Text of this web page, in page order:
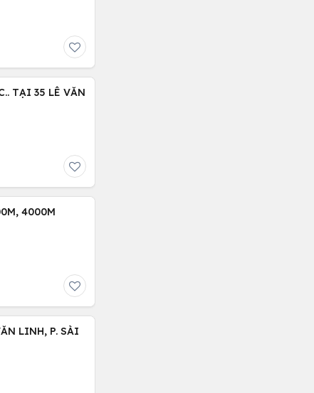
TẠI 35 LÊ VĂN
4000M
LINH, P. SÀI